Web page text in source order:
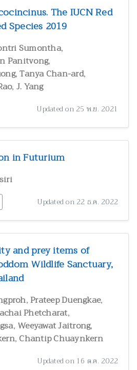
The IUCN Red
Species 2019
Sumontha,
Panitvong,
,Tanya Chan-ard,
, J. Yang
Updated on 25 พ.ย. 2021
in Futurium
Updated on 22 ธ.ค. 2022
and prey items of
Wildlife Sanctuary,
,Prateep Duengkae,
Phetcharat,
, Weeyawat Jaitrong,
, Chantip Chuaynkern
Updated on 16 ต.ค. 2022